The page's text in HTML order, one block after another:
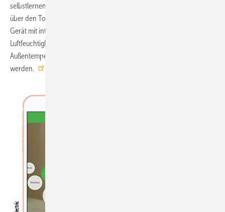
selbstlernenden Algorithmus für die beste Heizstrategie und kann
über den Touchscreen oder eine App intuitiv gesteuert werden. Das
Gerät mit integrierten Sensoren für Raumtemperatur, Luftqualität,
Luftfeuchtigkeit und Anwesenheit kann mit externen Sensoren für die
Außentemperatur und Schaltern für die Fensteröffnung kombiniert
werden.